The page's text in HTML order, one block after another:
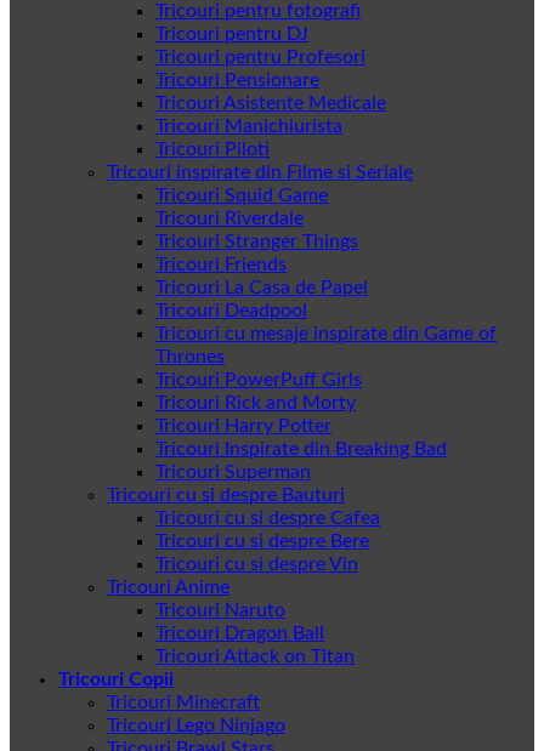
Tricouri pentru fotografi
Tricouri pentru DJ
Tricouri pentru Profesori
Tricouri Pensionare
Tricouri Asistente Medicale
Tricouri Manichiurista
Tricouri Piloti
Tricouri inspirate din Filme si Seriale
Tricouri Squid Game
Tricouri Riverdale
Tricouri Stranger Things
Tricouri Friends
Tricouri La Casa de Papel
Tricouri Deadpool
Tricouri cu mesaje inspirate din Game of
Thrones
Tricouri PowerPuff Girls
Tricouri Rick and Morty
Tricouri Harry Potter
Tricouri Inspirate din Breaking Bad
Tricouri Superman
Tricouri cu si despre Bauturi
Tricouri cu si despre Cafea
Tricouri cu si despre Bere
Tricouri cu si despre Vin
Tricouri Anime
Tricouri Naruto
Tricouri Dragon Ball
Tricouri Attack on Titan
Tricouri Copii
Tricouri Minecraft
Tricouri Lego Ninjago